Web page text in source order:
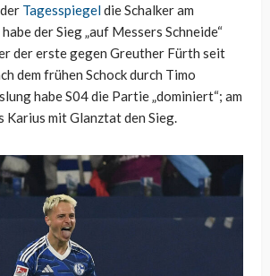
Tagesspiegeldie Schalker am
der Sieg „auf Messers Schneide“
der erste gegen Greuther Fürth seit
dem frühen Schock durch Timo
habe S04 die Partie „dominiert“; am
Karius mit Glanztat den Sieg.